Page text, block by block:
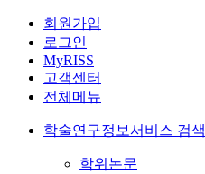
회원가입
로그인
MyRISS
고객센터
전체메뉴
학술연구정보서비스 검색
학위논문